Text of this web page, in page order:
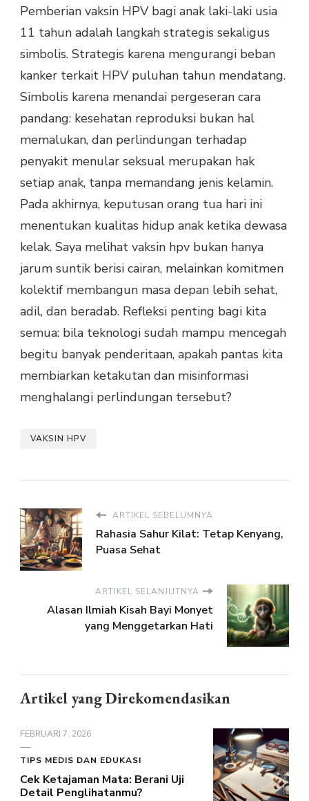
Pemberian vaksin HPV bagi anak laki-laki usia
11 tahun adalah langkah strategis sekaligus
simbolis. Strategis karena mengurangi beban
kanker terkait HPV puluhan tahun mendatang.
Simbolis karena menandai pergeseran cara
pandang: kesehatan reproduksi bukan hal
memalukan, dan perlindungan terhadap
penyakit menular seksual merupakan hak
setiap anak, tanpa memandang jenis kelamin.
Pada akhirnya, keputusan orang tua hari ini
menentukan kualitas hidup anak ketika dewasa
kelak. Saya melihat vaksin hpv bukan hanya
jarum suntik berisi cairan, melainkan komitmen
kolektif membangun masa depan lebih sehat,
adil, dan beradab. Refleksi penting bagi kita
semua: bila teknologi sudah mampu mencegah
begitu banyak penderitaan, apakah pantas kita
membiarkan ketakutan dan misinformasi
menghalangi perlindungan tersebut?
VAKSIN HPV
ARTIKEL SEBELUMNYA
Rahasia Sahur Kilat: Tetap Kenyang,
Puasa Sehat
ARTIKEL SELANJUTNYA
Alasan Ilmiah Kisah Bayi Monyet
yang Menggetarkan Hati
Artikel yang Direkomendasikan
FEBRUARI 7, 2026
TIPS MEDIS DAN EDUKASI
Cek Ketajaman Mata: Berani Uji
Detail Penglihatanmu?